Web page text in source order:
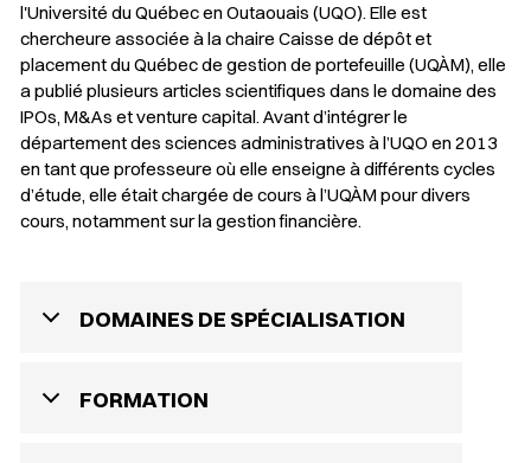
l'Université du Québec en Outaouais (UQO). Elle est
chercheure associée à la chaire Caisse de dépôt et
placement du Québec de gestion de portefeuille (UQÀM), elle
a publié plusieurs articles scientifiques dans le domaine des
IPOs, M&As et venture capital. Avant d’intégrer le
département des sciences administratives à l’UQO en 2013
en tant que professeure où elle enseigne à différents cycles
d’étude, elle était chargée de cours à l’UQÀM pour divers
cours, notamment sur la gestion financière.
DOMAINES DE SPÉCIALISATION
FORMATION